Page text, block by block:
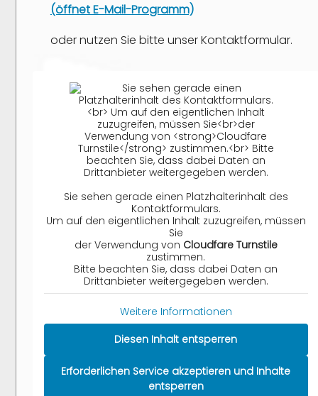
(öffnet E-Mail-Programm)
oder nutzen Sie bitte unser Kontaktformular.
Sie sehen gerade einen Platzhalterinhalt des
Kontaktformulars.
Um auf den eigentlichen Inhalt zuzugreifen, müssen
Sie
der Verwendung von Cloudfare Turnstile
zustimmen.
Bitte beachten Sie, dass dabei Daten an
Drittanbieter weitergegeben werden.
Weitere Informationen
Diesen Inhalt entsperren
Erforderlichen Service akzeptieren und Inhalte
entsperren